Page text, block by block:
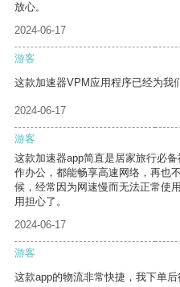
放心。
2024-06-17
游客
这款加速器VPM应用程序已经为我
2024-06-17
游客
这款加速器app简直是居家旅行必
作办公，都能畅享高速网络，再也
候，经常因为网速慢而无法正常使
用担心了。
2024-06-17
游客
这款app的物流非常快捷，我下单后